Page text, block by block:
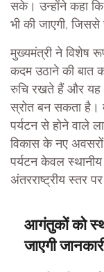
सके। उन्होंने कहा कि
भी की जाएगी,
मुख्यमंत्री ने विशेष
कदम उठाने की बात
रुचि रखते हैं और यह
स्रोत बन सकता है।
पर्यटन से होने वाले
विकास के नए अवसरों
पर्यटन केवल स्थानीय
अंतरराष्ट्रीय स्तर
आगंतुकों को
जाएगी